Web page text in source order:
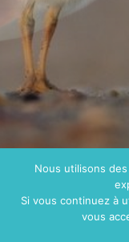
Nous utilisons
Si vous continuez à
vous